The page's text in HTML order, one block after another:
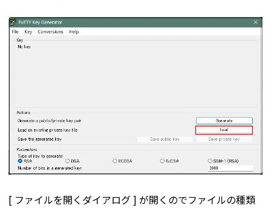
[ ファイルを開くダイアログ ] が開くのでファイルの種類